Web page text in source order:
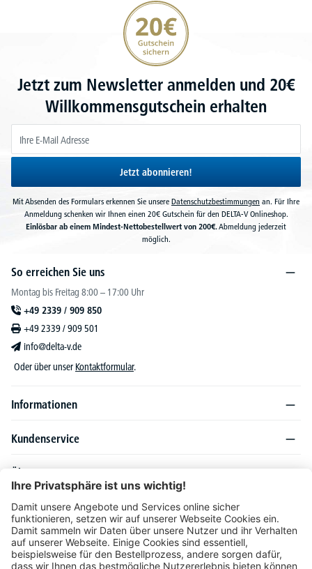
20€ Gutschein sichern
Jetzt zum Newsletter anmelden und 20€
Willkommensgutschein erhalten
Jetzt abonnieren!
Mit Absenden des Formulars erkennen Sie unsere Datenschutzbestimmungen an. Für Ihre
Anmeldung schenken wir Ihnen einen 20€ Gutschein für den DELTA-V Onlineshop.
Einlösbar ab einem Mindest-Nettobestellwert von 200€.Abmeldung jederzeit
möglich.
So erreichen Sie uns
Montag bis Freitag 8:00 – 17:00 Uhr
+49 2339 / 909 850
+49 2339 / 909 501
info@delta-v.de
Oder über unser Kontaktformular.
Informationen
Kundenservice
Über DELTA-V
Produktsortiment
Ratgeber